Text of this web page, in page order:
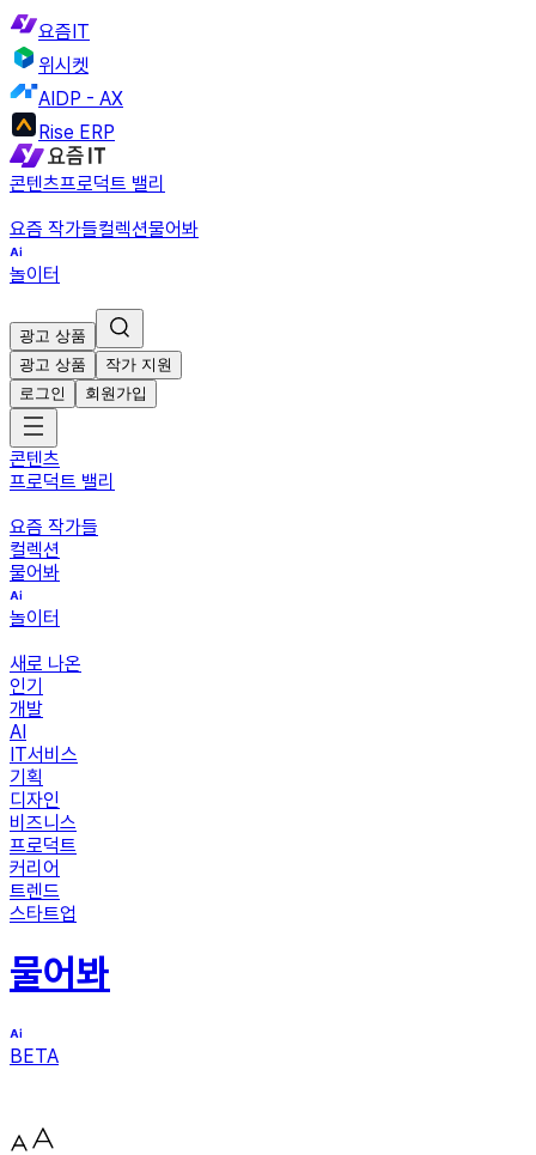
요즘IT
위시켓
AIDP - AX
Rise ERP
콘텐츠프로덕트 밸리
요즘 작가들컬렉션물어봐
놀이터
광고 상품
광고 상품
작가 지원
로그인
회원가입
콘텐츠
프로덕트 밸리
요즘 작가들
컬렉션
물어봐
놀이터
새로 나온
인기
개발
AI
IT서비스
기획
디자인
비즈니스
프로덕트
커리어
트렌드
스타트업
물어봐
BETA